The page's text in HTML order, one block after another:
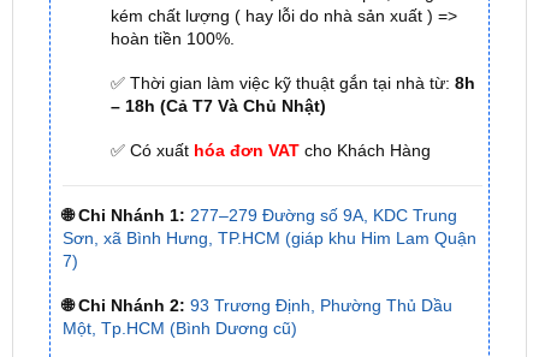
✅ Tới nâng cấp, lắp đặt tận nơi tại Tp.HCM và
các tỉnh lân cận
✅ Cam kết: Tư vấn tận nơi miễn phí, hàng hóa
kém chất lượng ( hay lỗi do nhà sản xuất ) =>
✅ Có xuấthóa đơn VATcho Khách Hàng
🌐 Chi Nhánh 1: 277–279 Đường số 9A, KDC Trung
Sơn, xã Bình Hưng, TP.HCM (giáp khu Him Lam Quận